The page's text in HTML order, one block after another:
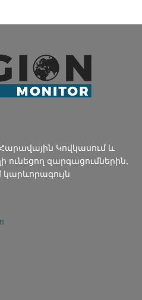
Հարավային Կովկասում և
ունեցող զարգացումներին,
կարևորագույն